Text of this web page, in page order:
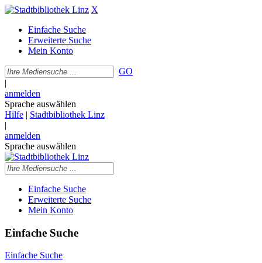
X
Einfache Suche
Erweiterte Suche
Mein Konto
GO
|
anmelden
Sprache auswählen
Hilfe | Stadtbibliothek Linz
|
anmelden
Sprache auswählen
Einfache Suche
Erweiterte Suche
Mein Konto
Einfache Suche
Einfache Suche